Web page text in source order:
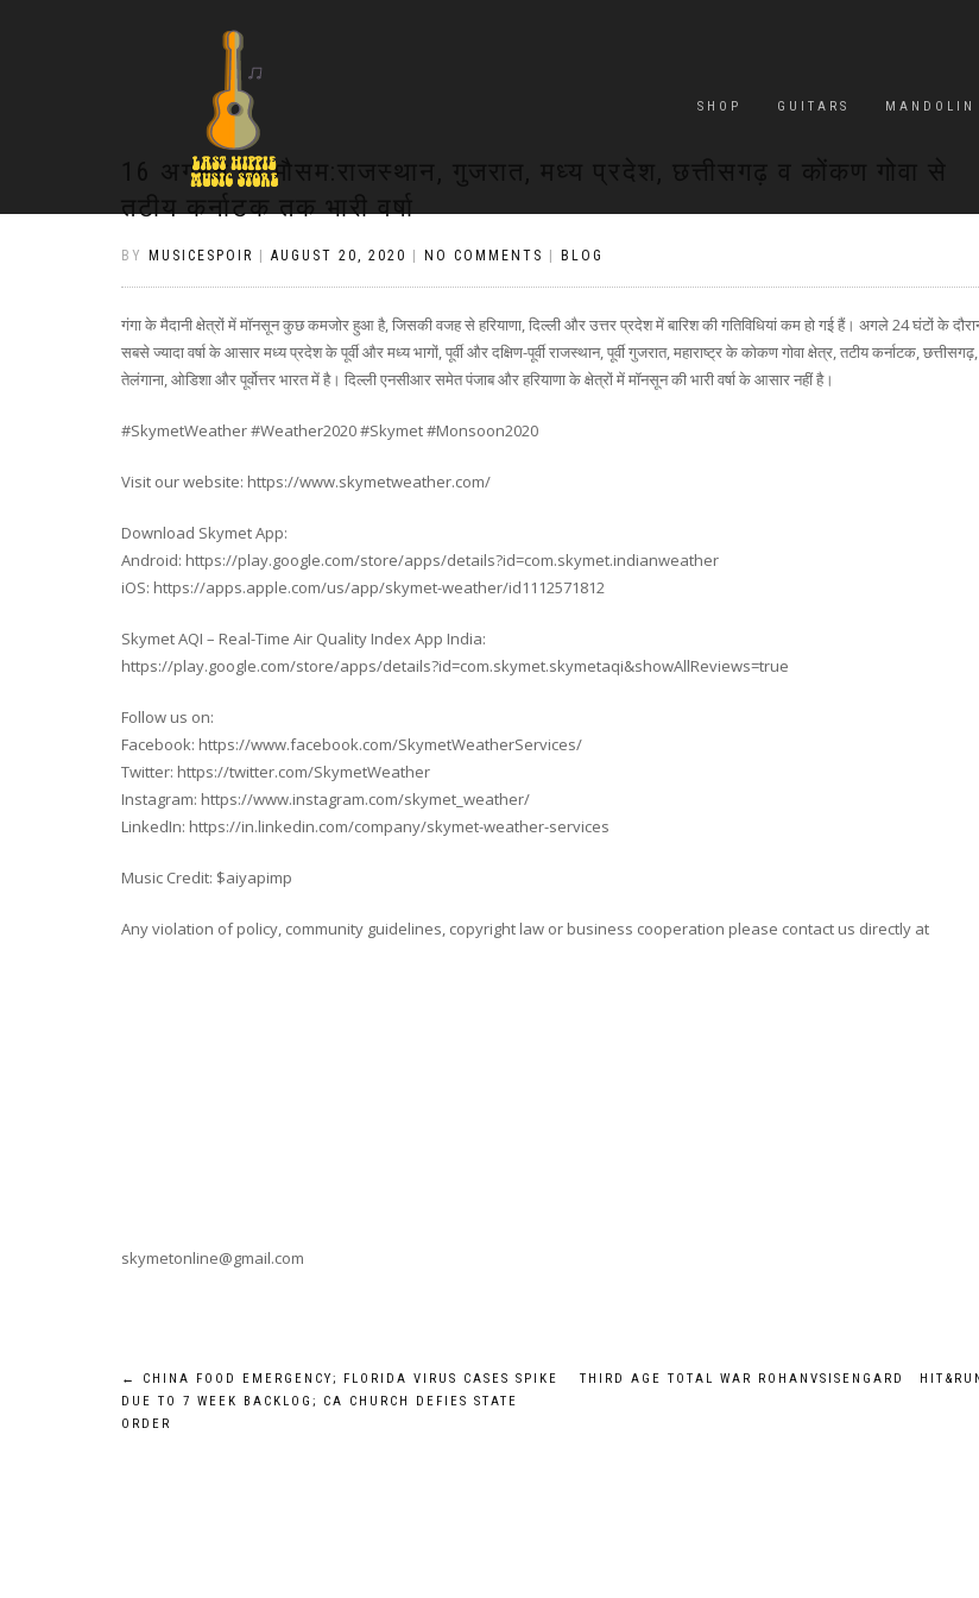
SHOP GUITARS MANDOLIN
16 अगस्त का मौसम:राजस्थान, गुजरात, मध्य प्रदेश, छत्तीसगढ़ व कोंकण गोवा से
तटीय कर्नाटक तक भारी वर्षा
BY MUSICESPOIR AUGUST 20, 2020 NO COMMENTS BLOG
गंगा के मैदानी क्षेत्रों में मॉनसून कुछ कमजोर हुआ है, जिसकी वजह से हरियाणा, दिल्ली और उत्तर प्रदेश में बारिश की गतिविधियां कम हो गई हैं। अगले 24 घंटों के
सबसे ज्यादा वर्षा के आसार मध्य प्रदेश के पूर्वी और मध्य भागों, पूर्वी और दक्षिण-पूर्वी राजस्थान, पूर्वी गुजरात, महाराष्ट्र के कोकण गोवा क्षेत्र, तटीय कर्नाटक, छत्तीसगढ़,
तेलंगाना, ओडिशा और पूर्वोत्तर भारत में है। दिल्ली एनसीआर समेत पंजाब और हरियाणा के क्षेत्रों में मॉनसून की भारी वर्षा के आसार नहीं है।
#SkymetWeather #Weather2020 #Skymet #Monsoon2020
Visit our website: https://www.skymetweather.com/
Download Skymet App:
Android: https://play.google.com/store/apps/details?id=com.skymet.indianweather
iOS: https://apps.apple.com/us/app/skymet-weather/id1112571812
Skymet AQI – Real-Time Air Quality Index App India:
https://play.google.com/store/apps/details?id=com.skymet.skymetaqi&showAllReviews=true
Follow us on:
Facebook: https://www.facebook.com/SkymetWeatherServices/
Twitter: https://twitter.com/SkymetWeather
Instagram: https://www.instagram.com/skymet_weather/
LinkedIn: https://in.linkedin.com/company/skymet-weather-services
Music Credit: $aiyapimp
Any violation of policy, community guidelines, copyright law or business cooperation please contact us directly at
skymetonline@gmail.com
Post
navigation
←
CHINA FOOD EMERGENCY; FLORIDA VIRUS CASES SPIKE
DUE TO 7 WEEK BACKLOG; CA CHURCH DEFIES STATE
ORDER
THIRD AGE TOTAL WAR ROHANVSISENGARD